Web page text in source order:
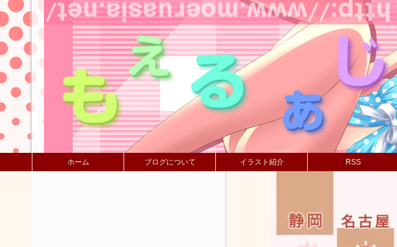
ホーム ブログについて イラスト紹介 RSS